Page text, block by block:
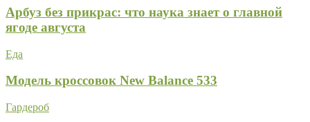
Арбуз без прикрас: что наука знает о главной
ягоде августа
Еда
Модель кроссовок New Balance 533
Гардероб